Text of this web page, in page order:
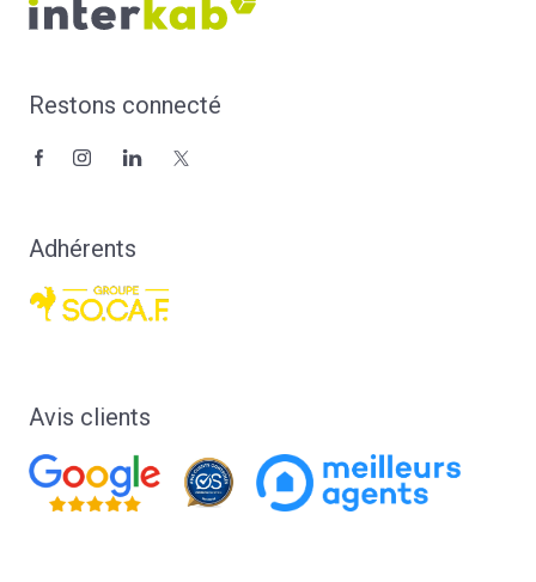
Restons connecté
Adhérents
Avis clients